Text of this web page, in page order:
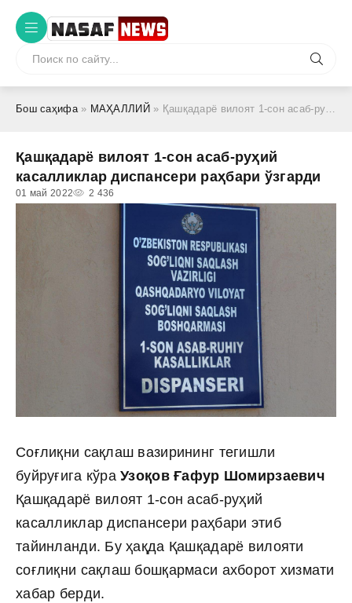
Бош саҳифа» МАҲАЛЛИЙ » Қашқадарё вилоят 1-сон асаб-руҳий касалликлар диспансери раҳбари ўзгарди
Қашқадарё вилоят 1-сон асаб-руҳий
касалликлар диспансери раҳбари ўзгарди
01 май 2022 2 436
Соғлиқни сақлаш вазирининг тегишли
буйруғига кўраУзоқов Ғафур Шомирзаевич
Қашқадарё вилоят 1-сон асаб-руҳий
касалликлар диспансери раҳбари этиб
тайинланди. Бу ҳақда Қашқадарё вилояти
соғлиқни сақлаш бошқармаси ахборот хизмати
хабар берди.